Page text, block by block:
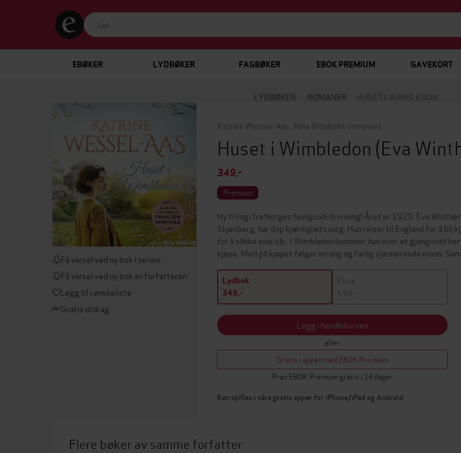
EBØKER LYDBØKER FAGBØKER EBOK PREMIUM GAVEKORT
LYDBØKER ROMANER HUSET I WIMBLEDON
Få varsel ved ny bok i serien
Få varsel ved ny bok av forfatteren
Legg til i ønskeliste
Gratis utdrag
Katrine Wessel-Aas Nina Woxholtt (innleser)
Huset i Wimbledon (Eva
349,-
Premium
Ny trilogi fra Norges feelgood-dronning! Året er 1923. Eva
Skjønberg, har dyp kjærlighetssorg. Hun reiser til England for å bli
for å slikke sine sår. I Wimbledon kommer hun over et gjengrodd
kjøpe. Med på kjøpet følger en ung og farlig sjarmerende mann.
Lydbok
349,-
Ebok
149,-
Legg i handlekurven
eller
Gratis i appen med EBOK Premium
Prøv EBOK Premium gratis i 14 dager
Kan spilles i våre gratis apper for iPhone/iPad og Android
Flere bøker av samme forfatter